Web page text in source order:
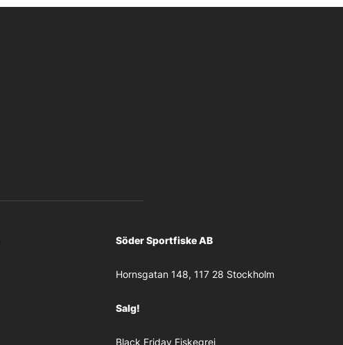
Söder Sportfiske AB
Hornsgatan 148, 117 28 Stockholm
Salg!
Black Friday Fiskegrej